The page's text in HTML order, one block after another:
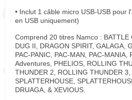
• Inclut 1 câble micro USB-USB pour
en USB uniquement)
Comprend 20 titres Namco : BATTLE
DUG II, DRAGON SPIRIT, GALAGA,
PAC-PANIC, PAC-MAN, PAC-MANIA,
Adventures, PHELIOS, ROLLING
THUNDER 2, ROLLING THUNDER 3,
SPLATTERHOUSE,
DRUAGA, & XEVIOUS.